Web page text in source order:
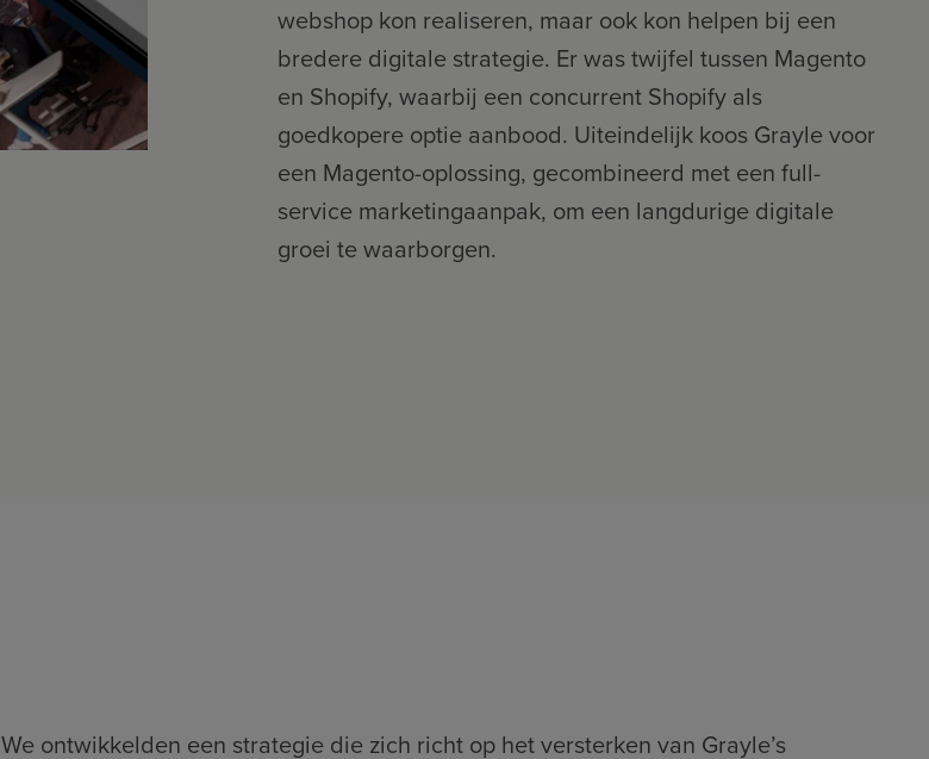
webshop kon realiseren, maar ook kon helpen bij een
bredere digitale strategie. Er was twijfel tussen Magento
en Shopify, waarbij een concurrent Shopify als
goedkopere optie aanbood. Uiteindelijk koos Grayle voor
een Magento-oplossing, gecombineerd met een full-
service marketingaanpak, om een langdurige digitale
groei te waarborgen​​.
We ontwikkelden een strategie die zich richt op het versterken van Grayle’s